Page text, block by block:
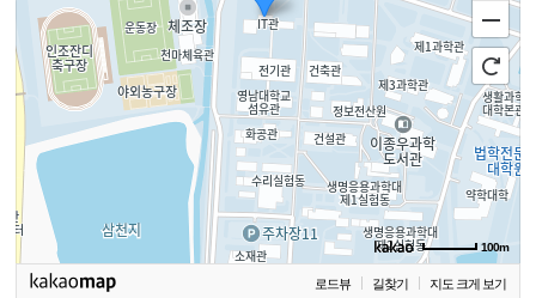
100m
로드뷰 길찾기 지도 크게 보기